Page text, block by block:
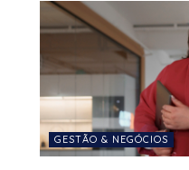
GESTÃO & NEGÓCIOS